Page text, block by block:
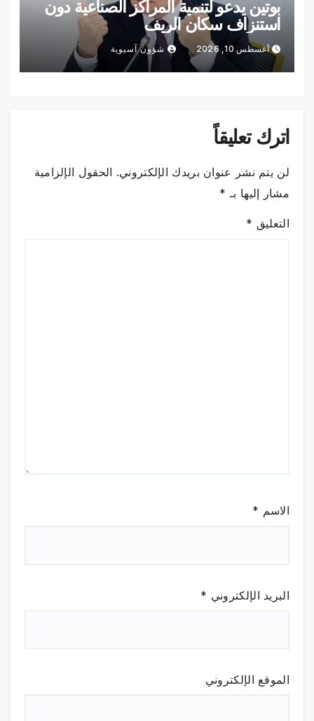
بوتين يدعو لتنمية المراكز الصناعية دون
استنزاف سكان الريف
أغسطس 10, 2026 شؤون آسيوية
اترك تعليقاً
لن يتم نشر عنوان بريدك الإلكتروني. الحقول الإلزامية
مشار إليها بـ *
التعليق *
الاسم *
البريد الإلكتروني *
الموقع الإلكتروني